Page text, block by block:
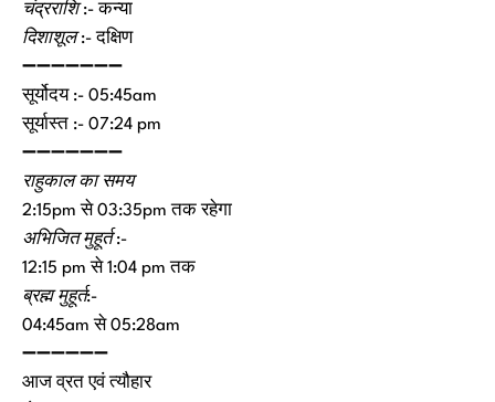
चंद्रराशि:- कन्या
दिशाशूल:- दक्षिण
➖➖➖➖➖➖➖
सूर्योदय :- 05:45am
सूर्यास्त :- 07:24 pm
➖➖➖➖➖➖➖
राहुकाल का समय
2:15pm से 03:35pm तक रहेगा
अभिजित मुहूर्त :-
12:15 pm से 1:04 pm तक
ब्रह्म मुहूर्त:-
04:45am से 05:28am
➖➖➖➖➖➖
आज व्रत एवं त्यौहार